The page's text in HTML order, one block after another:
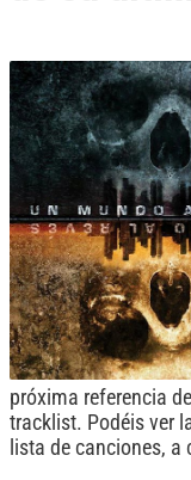
próxima referencia
tracklist. Podéis ver
lista de canciones, a